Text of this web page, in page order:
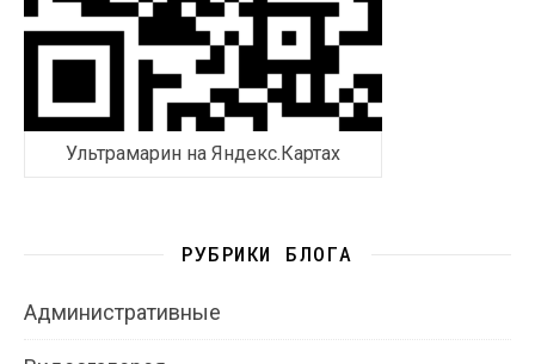
Ультрамарин на Яндекс.Картах
РУБРИКИ БЛОГА
Административные